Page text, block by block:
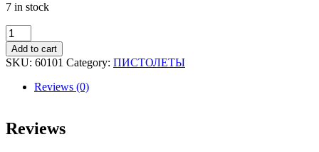
7 in stock
Пистолет
для
герметика
БИБЕР
9"скелетный
Add to cart
SKU: 60101 Category: ПИСТОЛЕТЫ
Reviews (0)
Reviews